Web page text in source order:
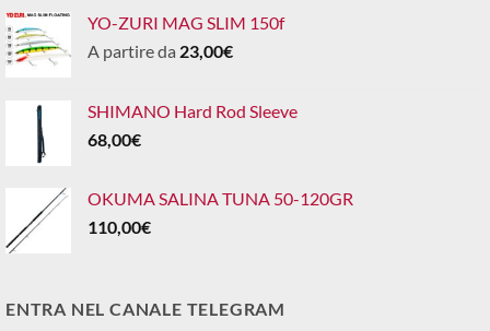
YO-ZURI MAG SLIM 150f
A partire da 23,00€
SHIMANO Hard Rod Sleeve
68,00€
OKUMA SALINA TUNA 50-120GR
110,00€
ENTRA NEL CANALE TELEGRAM